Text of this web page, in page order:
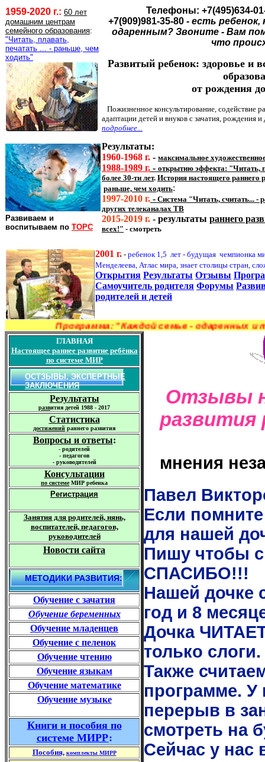
1959-2020 г.: 60 лет
домашним центрам
семейного образования:
"Читать, плавать,
печатать ... - раньше, чем
ходить"
Телефоны: +7(495)634-
+7(909)981-35-80 - есть
одаренным? Звоните - Вам
что
Развитый ребенок: здоровье и
от рождения
Пожизненное консультирование, содействие
адаптации детей и внуков с зачатия, рождения
подробнее...
Развиваем и
воспитываем по ТОРС
Результаты:
1960-1968 г. - максимальное
1988-1989 г. - открытию эффекта: "Читать,
более 30-ти лет. История настоящего раннего
раньше, чем ходить:
1997-2010 г. - Система "Читать, считать... -
других телеканалах ТВ
2015-2019 г. - результаты раннего
всех!" - смотреть
2001 г. - ребенок 1,5 лет - будущая чемпионка
Менделеева, Атлас мира, знает столицы стран,
Открытия Результаты Отзывы
Самоучитель родителя Форумы
родителей и детей
Программа: "Каждой семье -
ГЛАВНАЯ
Настоящее раннее развитиеребёнка
по системе МИР
ОСТЗЫВЫ, ЭКСПЕРТНЫЕ
ЗАКЛЮЧЕНИЯ
Результаты
развития детей 1988 - 2017
Статистика
достижений раннего развития
Вопросы и ответы:
- родителей
- педагогов
- руководителей
Консультации
по системеМИР ребенка
Регистрация
Занятия для родителей, нянь,
воспитателей, педагогов,
руководителей
Новости сайта
МЕТОДИКИ РАЗВИТИЯ:
Обучение с зачатия
Обучение беременных
Обучение младенцев
Обучение с пеленок
Обучение чтению
Обучение языкам
Обучение математике
Обучение музыке
Книги и пособия по
системе МИРР:
Пособия, комплекты МИРР
Отзывы
развития
мнения
Павел
Если
для нашей
Пишу чтобы
СПАСИБО!!!
Нашей дочке
год и 8
Дочка
только слоги.
Также
программе.
перерыв в
смотреть на
Сейчас у нас